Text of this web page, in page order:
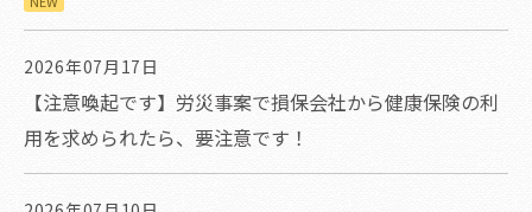
2026年07月17日
【注意喚起です】労災事案で損保会社から健康保険の利
用を求められたら、要注意です！